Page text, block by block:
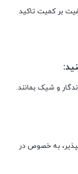
بر کمیت تاکید
و شیک بمانند.
به خصوص در